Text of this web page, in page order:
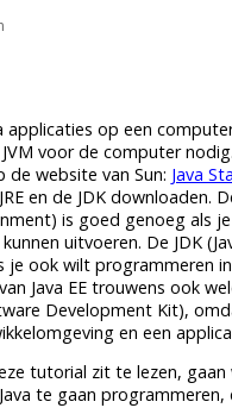
applicaties op een
voor de computer
de website van Sun: Java
en de JDK downloaden.
is goed genoeg als je
uitvoeren. De JDK
je ook wilt programmeren in
Java EE trouwens ook
Development Kit),
en een
tutorial zit te lezen,
te gaan